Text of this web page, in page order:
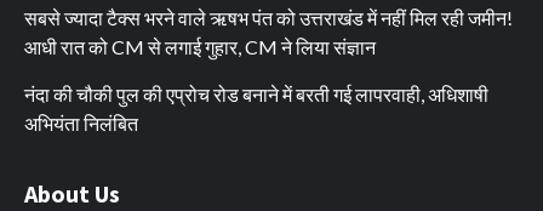
सबसे ज्यादा टैक्स भरने वाले ऋषभ पंत को उत्तराखंड में नहीं मिल रही जमीन!
आधी रात को CM से लगाई गुहार, CM ने लिया संज्ञान
नंदा की चौकी पुल की एप्रोच रोड बनाने में बरती गई लापरवाही, अधिशाषी
अभियंता निलंबित
About Us